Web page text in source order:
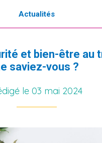
Actualités
et bien-être au
saviez-vous ?
le 03 mai 2024